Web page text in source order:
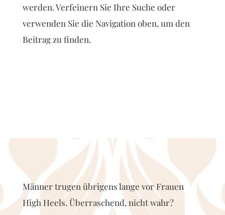
werden. Verfeinern Sie Ihre Suche oder
verwenden Sie die Navigation oben, um den
Beitrag zu finden.
Männer trugen übrigens lange vor Frauen
High Heels. Überraschend, nicht wahr?